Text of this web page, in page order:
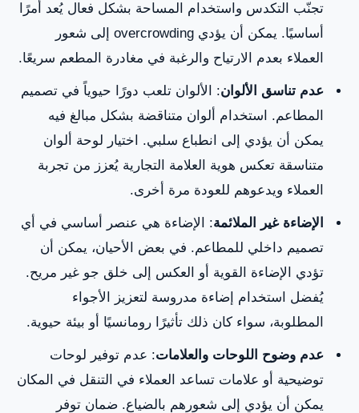
تجنّب التكدس واستخدام المساحة بشكل فعال يُعد أمرًا
أساسيًا. يمكن أن يؤدي overcrowding إلى شعور
العملاء بعدم الارتياح والرغبة في مغادرة المطعم سريعًا.
عدم تناسق الألوان: الألوان تلعب دورًا حيوياً في تصميم
المطاعم. استخدام ألوان متناقضة بشكل مبالغ فيه
يمكن أن يؤدي إلى انطباع سلبي. اختيار لوحة ألوان
متناسقة تعكس هوية العلامة التجارية يُعزز من تجربة
العملاء ويدعوهم للعودة مرة أخرى.
الإضاءة غير الملائمة: الإضاءة هي عنصر أساسي في أي
تصميم داخلي للمطاعم. في بعض الأحيان، يمكن أن
تؤدي الإضاءة القوية أو العكس إلى خلق جو غير مريح.
يُفضل استخدام إضاءة مدروسة لتعزيز الأجواء
المطلوبة، سواء كان ذلك تأثيرًا رومانسيًا أو بيئة حيوية.
عدم وضوح اللوحات والعلامات: عدم توفير لوحات
توضيحية أو علامات تساعد العملاء في التنقل في المكان
يمكن أن يؤدي إلى شعورهم بالضياع. ضمان توفر